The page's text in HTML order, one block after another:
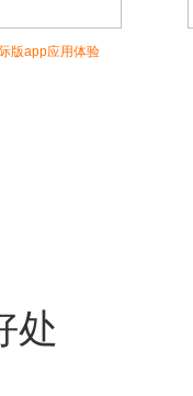
版app应用体验
处